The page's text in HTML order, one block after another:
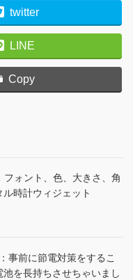
twitter
LINE
Copy
ォント、色、大きさ、角
時計ウィジェット
事前に節電対策をするこ
を長持ちさせちゃいまし